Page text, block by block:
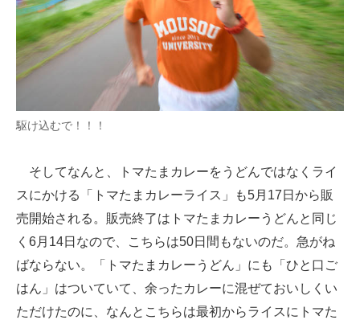
駆け込むで！！！
そしてなんと、トマたまカレーをうどんではなくライ
スにかける「トマたまカレーライス」も5月17日から販
売開始される。販売終了はトマたまカレーうどんと同じ
く6月14日なので、こちらは50日間もないのだ。急がね
ばならない。「トマたまカレーうどん」にも「ひと口ご
はん」はついていて、余ったカレーに混ぜておいしくい
ただけたのに、なんとこちらは最初からライスにトマた